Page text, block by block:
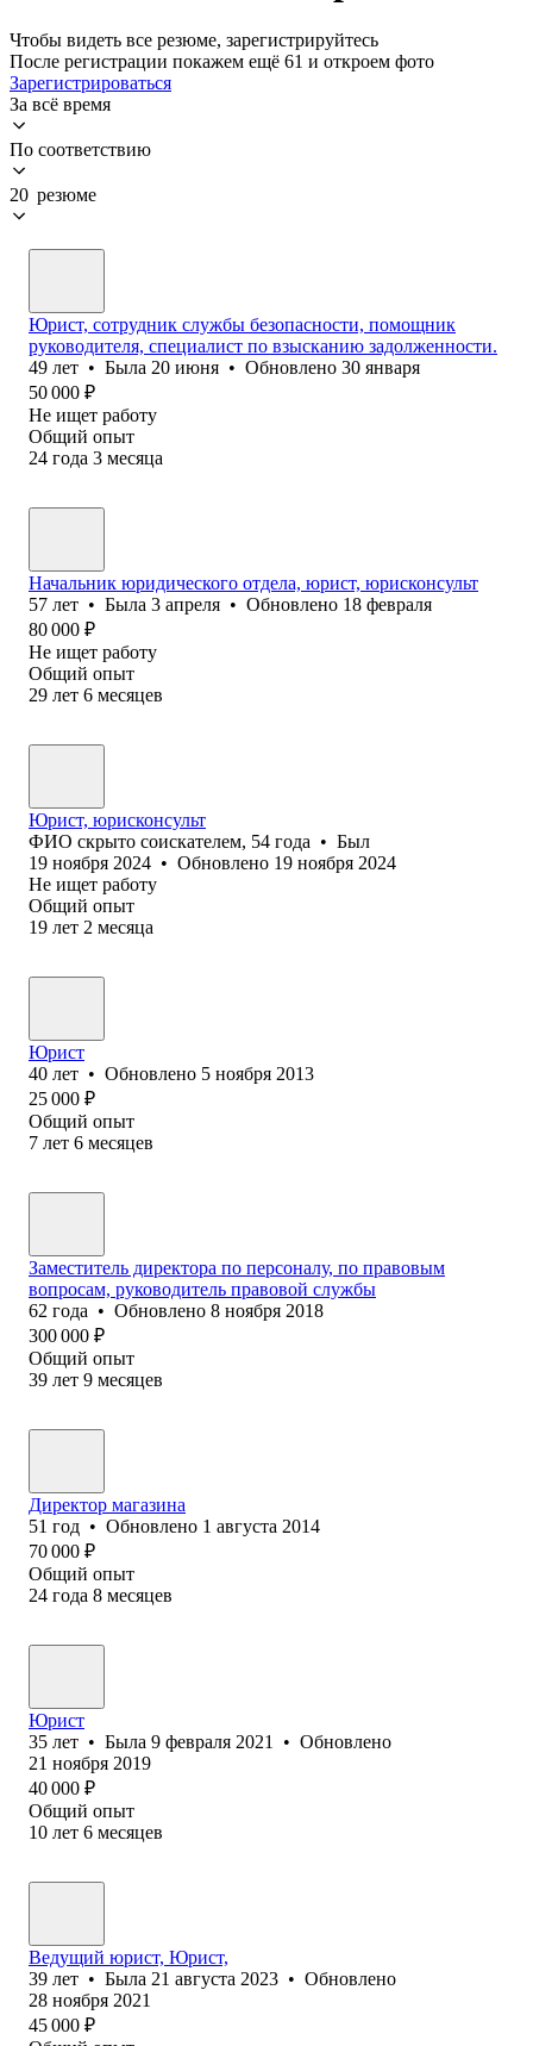
Чтобы видеть все резюме, зарегистрируйтесь
После регистрации покажем ещё 61 и откроем фото
Зарегистрироваться
За всё время
По соответствию
20 резюме
Юрист, сотрудник службы безопасности, помощник
руководителя, специалист по взысканию задолженности.
49 лет • Была 20 июня • Обновлено 30 января
50 000 ₽
Не ищет работу
Общий опыт
24 года 3 месяца
Начальник юридического отдела, юрист, юрисконсульт
57 лет • Была 3 апреля • Обновлено 18 февраля
80 000 ₽
Не ищет работу
Общий опыт
29 лет 6 месяцев
Юрист, юрисконсульт
ФИО скрыто соискателем, 54 года • Был
19 ноября 2024 • Обновлено 19 ноября 2024
Не ищет работу
Общий опыт
19 лет 2 месяца
Юрист
40 лет • Обновлено 5 ноября 2013
25 000 ₽
Общий опыт
7 лет 6 месяцев
Заместитель директора по персоналу, по правовым
вопросам, руководитель правовой службы
62 года • Обновлено 8 ноября 2018
300 000 ₽
Общий опыт
39 лет 9 месяцев
Директор магазина
51 год • Обновлено 1 августа 2014
70 000 ₽
Общий опыт
24 года 8 месяцев
Юрист
35 лет • Была 9 февраля 2021 • Обновлено
21 ноября 2019
40 000 ₽
Общий опыт
10 лет 6 месяцев
Ведущий юрист, Юрист,
39 лет • Была 21 августа 2023 • Обновлено
28 ноября 2021
45 000 ₽